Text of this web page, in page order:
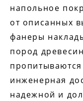
напольное
от описанных
фанеры
пород
инженерная
надежной и